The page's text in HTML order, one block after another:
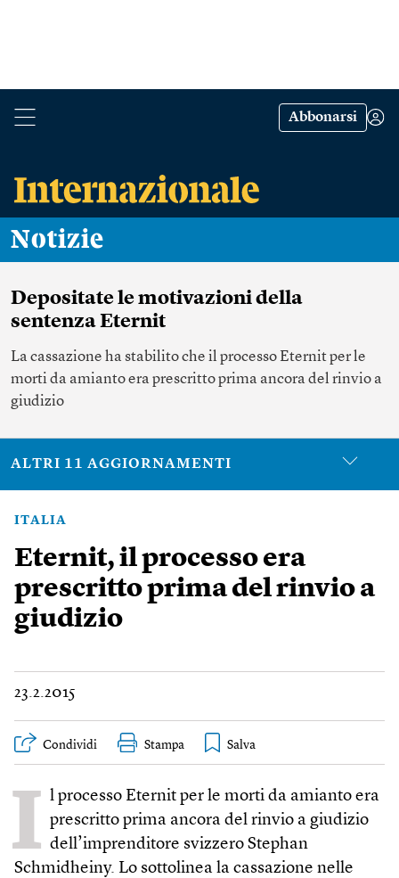
Abbonarsi
Notizie
Depositate le motivazioni della
sentenza Eternit
La cassazione ha stabilito che il processo Eternit per le
morti da amianto era prescritto prima ancora del rinvio a
giudizio
ALTRI 11 AGGIORNAMENTI
ITALIA
Eternit, il processo era
prescritto prima del rinvio a
giudizio
23.2.2015
Condividi Stampa
I l processo Eternit per le morti da amianto era
prescritto prima ancora del rinvio a giudizio
dell’imprenditore svizzero Stephan
Schmidheiny. Lo sottolinea la cassazione nelle